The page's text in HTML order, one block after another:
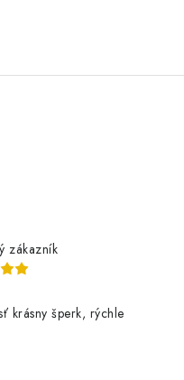
zákazník
krásny šperk, rýchle